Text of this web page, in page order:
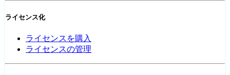
ライセンス化
ライセンスを購入
ライセンスの管理